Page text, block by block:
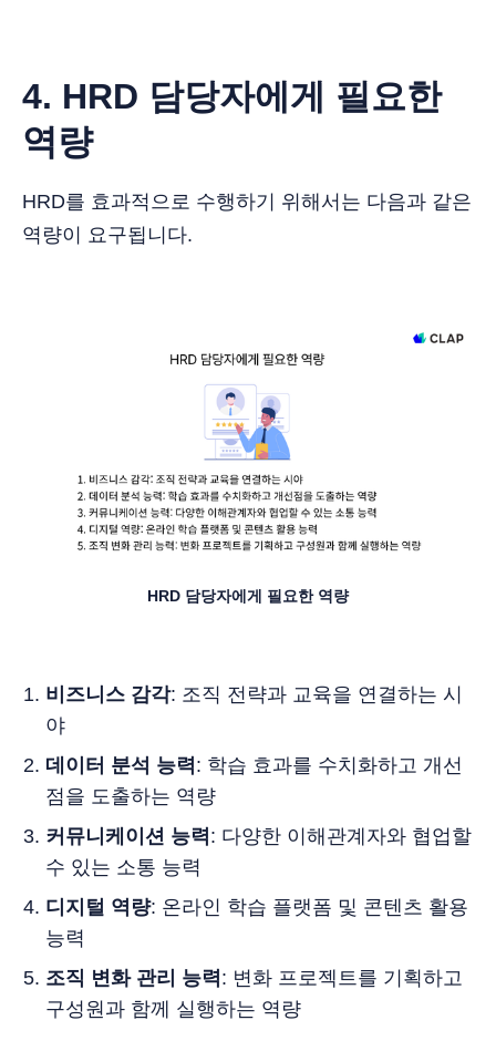
4. HRD 담당자에게 필요한
역량
HRD를 효과적으로 수행하기 위해서는 다음과 같은
역량이 요구됩니다.
HRD 담당자에게 필요한 역량
비즈니스 감각: 조직 전략과 교육을 연결하는 시
야
데이터 분석 능력 : 학습 효과를 수치화하고 개선
점을 도출하는 역량
커뮤니케이션 능력 : 다양한 이해관계자와 협업할
수 있는 소통 능력
디지털 역량: 온라인 학습 플랫폼 및 콘텐츠 활용
능력
조직 변화 관리 능력 : 변화 프로젝트를 기획하고
구성원과 함께 실행하는 역량